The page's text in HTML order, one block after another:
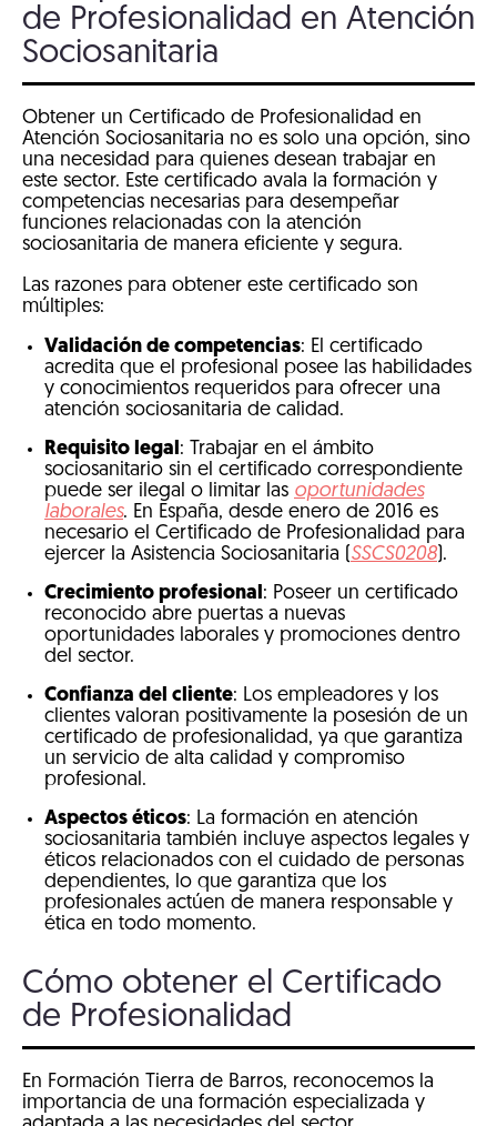
de Profesionalidad en Atención
Sociosanitaria
Obtener un Certificado de Profesionalidad en
Atención Sociosanitaria no es solo una opción, sino
una necesidad para quienes desean trabajar en
este sector. Este certificado avala la formación y
competencias necesarias para desempeñar
funciones relacionadas con la atención
sociosanitaria de manera eficiente y segura.
Las razones para obtener este certificado son
múltiples:
Validación de competencias: El certificado
acredita que el profesional posee las habilidades
y conocimientos requeridos para ofrecer una
atención sociosanitaria de calidad.
Requisito legal: Trabajar en el ámbito
sociosanitario sin el certificado correspondiente
puede ser ilegal o limitar las oportunidades
laborales. En España, desde enero de 2016 es
necesario el Certificado de Profesionalidad para
ejercer la Asistencia Sociosanitaria (SSCS0208).
Crecimiento profesional: Poseer un certificado
reconocido abre puertas a nuevas
oportunidades laborales y promociones dentro
del sector.
Confianza del cliente: Los empleadores y los
clientes valoran positivamente la posesión de un
certificado de profesionalidad, ya que garantiza
un servicio de alta calidad y compromiso
profesional.
Aspectos éticos: La formación en atención
sociosanitaria también incluye aspectos legales y
éticos relacionados con el cuidado de personas
dependientes, lo que garantiza que los
profesionales actúen de manera responsable y
ética en todo momento.
Cómo obtener el Certificado
de Profesionalidad
En Formación Tierra de Barros, reconocemos la
importancia de una formación especializada y